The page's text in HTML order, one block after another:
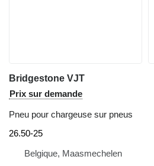
Bridgestone VJT
Prix sur demande
Pneu pour chargeuse sur pneus
26.50-25
Belgique, Maasmechelen